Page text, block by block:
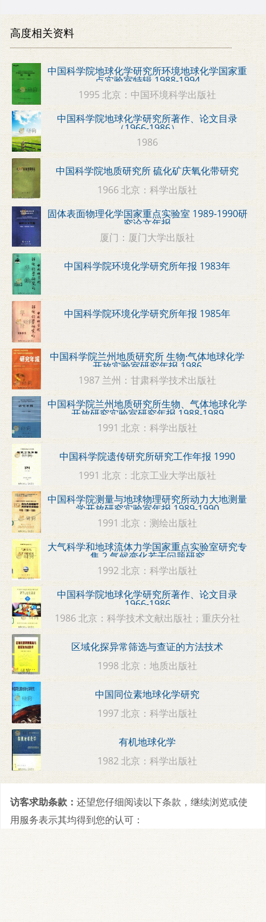
高度相关资料
中国科学院地球化学研究所环境地球化学国家重
点实验室特辑 1988-1994
1995 北京：中国环境科学出版社
中国科学院地球化学研究所著作、论文目录
（1966-1986）
1986
中国科学院地质研究所 硫化矿庆氧化带研究
1966 北京：科学出版社
固体表面物理化学国家重点实验室 1989-1990研
究论文年报
厦门：厦门大学出版社
中国科学院环境化学研究所年报 1983年
中国科学院环境化学研究所年报 1985年
中国科学院兰州地质研究所 生物·气体地球化学
开放实验室研究年报 1986
1987 兰州：甘肃科学技术出版社
中国科学院兰州地质研究所生物、气体地球化学
开放研究实验室研究年报 1988-1989
1991 北京：科学出版社
中国科学院遗传研究所研究工作年报 1990
1991 北京：北京工业大学出版社
中国科学院测量与地球物理研究所动力大地测量
学开放研究实验室年报 1989-1990
1991 北京：测绘出版社
大气科学和地球流体力学国家重点实验室研究专
集 2 气候变化若干问题研究
1992 北京：科学出版社
中国科学院地球化学研究所著作、论文目录
1966-1986
1986 北京：科学技术文献出版社；重庆分社
区域化探异常筛选与查证的方法技术
1998 北京：地质出版社
中国同位素地球化学研究
1997 北京：科学出版社
有机地球化学
1982 北京：科学出版社
访客求助条款： 还望您仔细阅读以下条款，继续浏览或使
用服务表示其均得到您的认可：